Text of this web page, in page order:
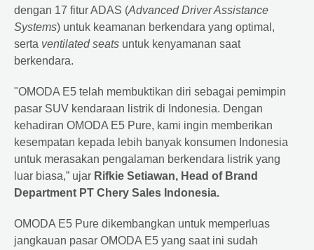
dengan 17 fitur ADAS (Advanced Driver Assistance
Systems) untuk keamanan berkendara yang optimal,
serta ventilated seats untuk kenyamanan saat
berkendara.
"OMODA E5 telah membuktikan diri sebagai pemimpin
pasar SUV kendaraan listrik di Indonesia. Dengan
kehadiran OMODA E5 Pure, kami ingin memberikan
kesempatan kepada lebih banyak konsumen Indonesia
untuk merasakan pengalaman berkendara listrik yang
luar biasa,” ujar Rifkie Setiawan, Head of Brand
Department PT Chery Sales Indonesia.
OMODA E5 Pure dikembangkan untuk memperluas
jangkauan pasar OMODA E5 yang saat ini sudah